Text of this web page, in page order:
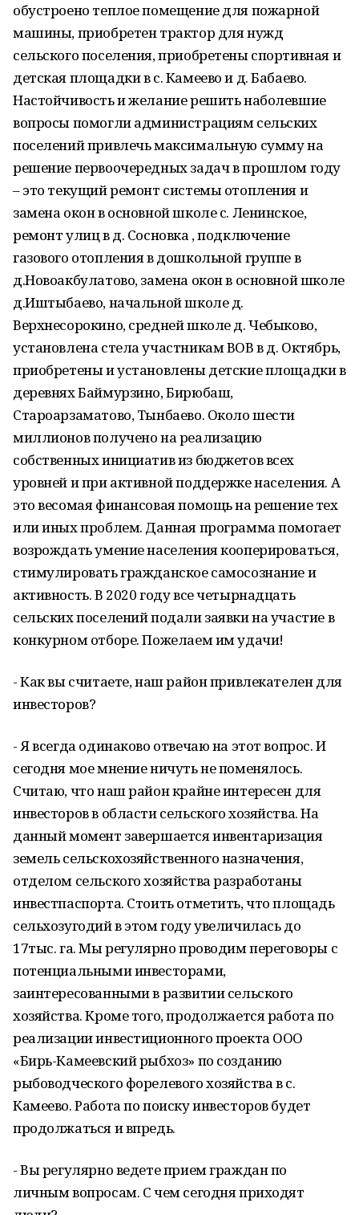
обустроено теплое помещение для пожарной
машины, приобретен трактор для нужд
сельского поселения, приобретены спортивная и
детская площадки в с. Камеево и д. Бабаево.
Настойчивость и желание решить наболевшие
вопросы помогли администрациям сельских
поселений привлечь максимальную сумму на
решение первоочередных задач в прошлом году
– это текущий ремонт системы отопления и
замена окон в основной школе с. Ленинское,
ремонт улиц в д. Сосновка , подключение
газового отопления в дошкольной группе в
д.Новоакбулатово, замена окон в основной школе
д.Иштыбаево, начальной школе д.
Верхнесорокино, средней школе д. Чебыково,
установлена стела участникам ВОВ в д. Октябрь,
приобретены и установлены детские площадки в
деревнях Баймурзино, Бирюбаш,
Староарзаматово, Тынбаево. Около шести
миллионов получено на реализацию
собственных инициатив из бюджетов всех
уровней и при активной поддержке населения. А
это весомая финансовая помощь на решение тех
или иных проблем. Данная программа помогает
возрождать умение населения кооперироваться,
стимулировать гражданское самосознание и
активность. В 2020 году все четырнадцать
сельских поселений подали заявки на участие в
конкурном отборе. Пожелаем им удачи!
- Как вы считаете, наш район привлекателен для
инвесторов?
- Я всегда одинаково отвечаю на этот вопрос. И
сегодня мое мнение ничуть не поменялось.
Считаю, что наш район крайне интересен для
инвесторов в области сельского хозяйства. На
данный момент завершается инвентаризация
земель сельскохозяйственного назначения,
отделом сельского хозяйства разработаны
инвестпаспорта. Стоить отметить, что площадь
сельхозугодий в этом году увеличилась до
17тыс. га. Мы регулярно проводим переговоры с
потенциальными инвесторами,
заинтересованными в развитии сельского
хозяйства. Кроме того, продолжается работа по
реализации инвестиционного проекта ООО
«Бирь-Камеевский рыбхоз» по созданию
рыбоводческого форелевого хозяйства в с.
Камеево. Работа по поиску инвесторов будет
продолжаться и впредь.
- Вы регулярно ведете прием граждан по
личным вопросам. С чем сегодня приходят